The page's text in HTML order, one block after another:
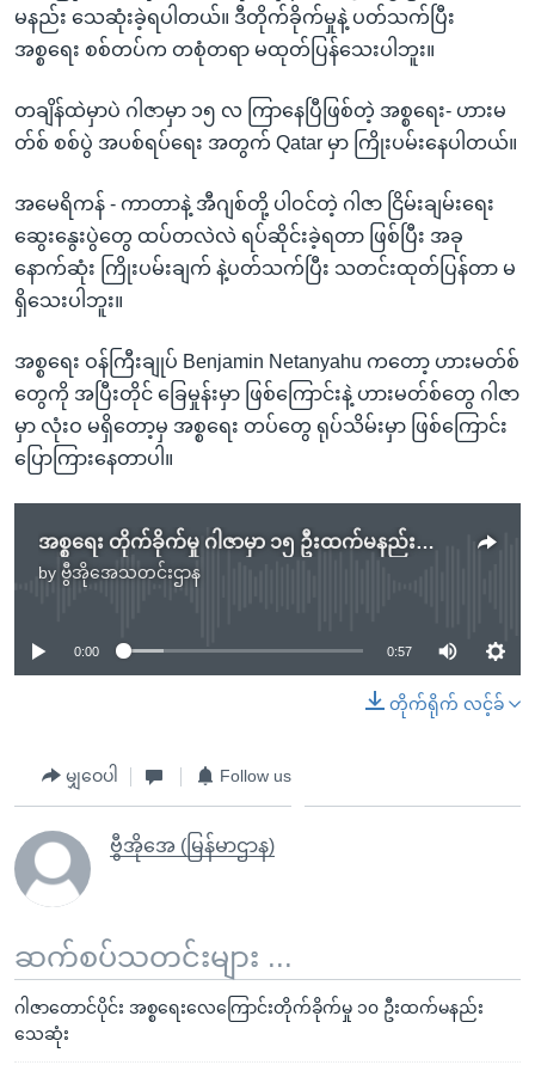
မနည်း သေဆုံးခဲ့ရပါတယ်။ ဒီတိုက်ခိုက်မှုနဲ့ ပတ်သက်ပြီး
အစ္စရေး စစ်တပ်က တစုံတရာ မထုတ်ပြန်သေးပါဘူး။
တချိန်ထဲမှာပဲ ဂါဇာမှာ ၁၅ လ ကြာနေပြီဖြစ်တဲ့ အစ္စရေး- ဟားမ
တ်စ် စစ်ပွဲ အပစ်ရပ်ရေး အတွက် Qatar မှာ ကြိုးပမ်းနေပါတယ်။
အမေရိကန် - ကာတာနဲ့ အီဂျစ်တို့ ပါဝင်တဲ့ ဂါဇာ ငြိမ်းချမ်းရေး
ဆွေးနွေးပွဲတွေ ထပ်တလဲလဲ ရပ်ဆိုင်းခဲ့ရတာ ဖြစ်ပြီး အခု
နောက်ဆုံး ကြိုးပမ်းချက် နဲ့ပတ်သက်ပြီး သတင်းထုတ်ပြန်တာ မ
ရှိသေးပါဘူး။
အစ္စရေး ဝန်ကြီးချုပ် Benjamin Netanyahu ကတော့ ဟားမတ်စ်
တွေကို အပြီးတိုင် ခြေမှုန်းမှာ ဖြစ်ကြောင်းနဲ့ ဟားမတ်စ်တွေ ဂါဇာ
မှာ လုံးဝ မရှိတော့မှ အစ္စရေး တပ်တွေ ရုပ်သိမ်းမှာ ဖြစ်ကြောင်း
ပြောကြားနေတာပါ။
အစ္စရေး တိုက်ခိုက်မှု ဂါဇာမှာ ၁၅ ဦးထက်မနည်းသေဆုံး
by ဗွီအိုအေသတင်းဌာန
No media source currently available
0:00 0:57
တိုက်ရိုက် လင့်ခ်
မျှဝေပါ Follow us
ဗွီအိုအေ (မြန်မာဌာန)
ဆက်စပ်သတင်းများ ...
ဂါဇာတောင်ပိုင်း အစ္စရေးလေကြောင်းတိုက်ခိုက်မှု ၁၀ ဦးထက်မနည်း
သေဆုံး